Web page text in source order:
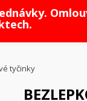
tyčinky